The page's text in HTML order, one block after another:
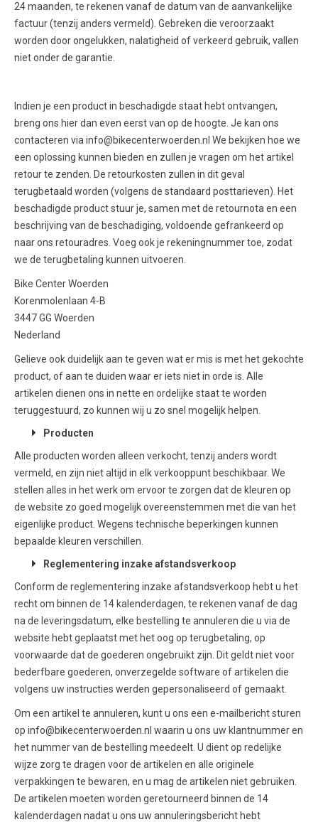
24 maanden, te rekenen vanaf de datum van de aanvankelijke
factuur (tenzij anders vermeld). Gebreken die veroorzaakt
worden door ongelukken, nalatigheid of verkeerd gebruik, vallen
niet onder de garantie.
Indien je een product in beschadigde staat hebt ontvangen,
breng ons hier dan even eerst van op de hoogte. Je kan ons
contacteren via info@bikecenterwoerden.nl We bekijken hoe we
een oplossing kunnen bieden en zullen je vragen om het artikel
retour te zenden. De retourkosten zullen in dit geval
terugbetaald worden (volgens de standaard posttarieven). Het
beschadigde product stuur je, samen met de retournota en een
beschrijving van de beschadiging, voldoende gefrankeerd op
naar ons retouradres. Voeg ook je rekeningnummer toe, zodat
we de terugbetaling kunnen uitvoeren.
Bike Center Woerden
Korenmolenlaan 4-B
3447 GG Woerden
Nederland
Gelieve ook duidelijk aan te geven wat er mis is met het gekochte
product, of aan te duiden waar er iets niet in orde is. Alle
artikelen dienen ons in nette en ordelijke staat te worden
teruggestuurd, zo kunnen wij u zo snel mogelijk helpen.
Producten
Alle producten worden alleen verkocht, tenzij anders wordt
vermeld, en zijn niet altijd in elk verkooppunt beschikbaar. We
stellen alles in het werk om ervoor te zorgen dat de kleuren op
de website zo goed mogelijk overeenstemmen met die van het
eigenlijke product. Wegens technische beperkingen kunnen
bepaalde kleuren verschillen.
Reglementering inzake afstandsverkoop
Conform de reglementering inzake afstandsverkoop hebt u het
recht om binnen de 14 kalenderdagen, te rekenen vanaf de dag
na de leveringsdatum, elke bestelling te annuleren die u via de
website hebt geplaatst met het oog op terugbetaling, op
voorwaarde dat de goederen ongebruikt zijn. Dit geldt niet voor
bederfbare goederen, onverzegelde software of artikelen die
volgens uw instructies werden gepersonaliseerd of gemaakt.
Om een artikel te annuleren, kunt u ons een e-mailbericht sturen
op info@bikecenterwoerden.nl waarin u ons uw klantnummer en
het nummer van de bestelling meedeelt. U dient op redelijke
wijze zorg te dragen voor de artikelen en alle originele
verpakkingen te bewaren, en u mag de artikelen niet gebruiken.
De artikelen moeten worden geretourneerd binnen de 14
kalenderdagen nadat u ons uw annuleringsbericht hebt